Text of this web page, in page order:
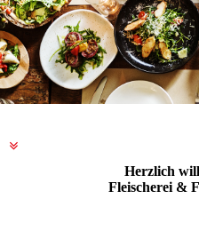
Herzlich
Fleischerei &